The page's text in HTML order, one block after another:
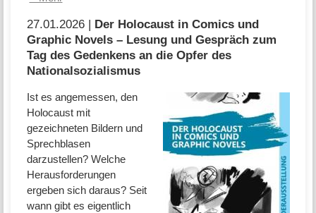
27.01.2026 | Der Holocaust in Comics und
Graphic Novels – Lesung und Gespräch zum
Tag des Gedenkens an die Opfer des
Nationalsozialismus
Ist es angemessen, den
Holocaust mit
gezeichneten Bildern und
Sprechblasen
darzustellen? Welche
Herausforderungen
ergeben sich daraus? Seit
wann gibt es eigentlich